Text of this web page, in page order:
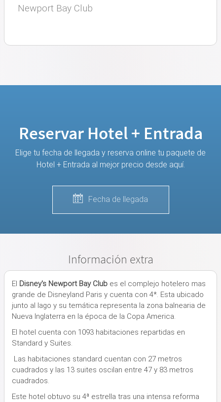
Newport Bay Club
Reservar Hotel + Entrada
Elige tu fecha de llegada y reserva online tu paquete de
Hotel + Entrada al mejor precio desde aquí.
Fecha de llegada
Información extra
El Disney's Newport Bay Club es el complejo hotelero mas
grande de Disneyland Paris y cuenta con 4*. Esta ubicado
junto al lago y su temática representa la zona balnearia de
Nueva Inglaterra en la época de la Copa America.
El hotel cuenta con 1093 habitaciones repartidas en
Standard y Suites.
Las habitaciones standard cuentan con 27 metros
cuadrados y las 13 suites oscilan entre 47 y 83 metros
cuadrados.
Este hotel obtuvo su 4ª estrella tras una intensa reforma